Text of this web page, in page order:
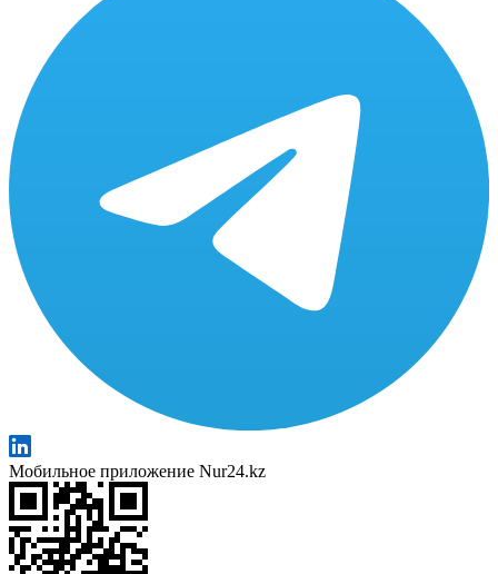
Мобильное приложение Nur24.kz